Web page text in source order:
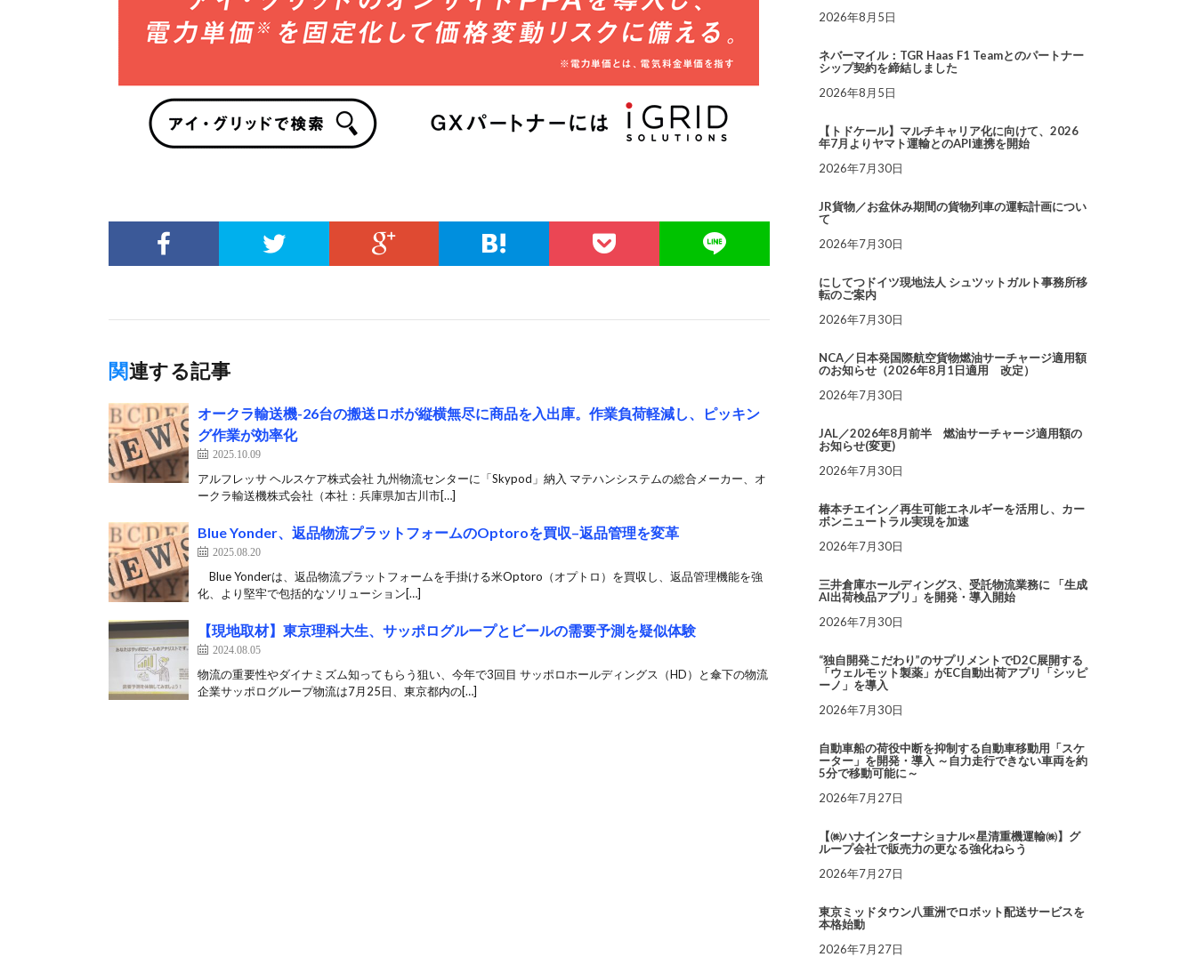
関連する記事
オークラ輸送機-26台の搬送ロボが縦横無尽に商品を入出庫。作業負荷軽減し、ピッキン
グ作業が効率化
2025.10.09
アルフレッサ ヘルスケア株式会社 九州物流センターに「Skypod」納入 マテハンシステムの総合メーカー、オ
ークラ輸送機株式会社（本社：兵庫県加古川市[…]
Blue Yonder、返品物流プラットフォームのOptoroを買収–返品管理を変革
2025.08.20
Blue Yonderは、返品物流プラットフォームを手掛ける米Optoro（オプトロ）を買収し、返品管理機能を強
化、より堅牢で包括的なソリューション[…]
【現地取材】東京理科大生、サッポログループとビールの需要予測を疑似体験
2024.08.05
物流の重要性やダイナミズム知ってもらう狙い、今年で3回目 サッポロホールディングス（HD）と傘下の物流
企業サッポログループ物流は7月25日、東京都内の[…]
2026年8月5日
ネバーマイル：TGR Haas F1 Teamとのパートナー
シップ契約を締結しました
2026年8月5日
【トドケール】マルチキャリア化に向けて、2026
年7月よりヤマト運輸とのAPI連携を開始
2026年7月30日
JR貨物／お盆休み期間の貨物列車の運転計画につい
て
2026年7月30日
にしてつドイツ現地法人 シュツットガルト事務所移
転のご案内
2026年7月30日
NCA／日本発国際航空貨物燃油サーチャージ適用額
のお知らせ（2026年8月1日適用 改定）
2026年7月30日
JAL／2026年8月前半 燃油サーチャージ適用額の
お知らせ(変更)
2026年7月30日
椿本チエイン／再生可能エネルギーを活用し、カー
ボンニュートラル実現を加速
2026年7月30日
三井倉庫ホールディングス、受託物流業務に 「生成
AI出荷検品アプリ」を開発・導入開始
2026年7月30日
“独自開発こだわり”のサプリメントでD2C展開する
「ウェルモット製薬」がEC自動出荷アプリ「シッピ
ーノ」を導入
2026年7月30日
自動車船の荷役中断を抑制する自動車移動用「スケ
ーター」を開発・導入 ～自力走行できない車両を約
5分で移動可能に～
2026年7月27日
【㈱ハナインターナショナル×星清重機運輸㈱】グ
ループ会社で販売力の更なる強化ねらう
2026年7月27日
東京ミッドタウン八重洲でロボット配送サービスを
本格始動
2026年7月27日